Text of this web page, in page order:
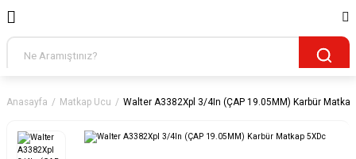
Anasayfa Matkap Ucu Walter A3382Xpl 3/4In (ÇAP 19.05MM) Karbür